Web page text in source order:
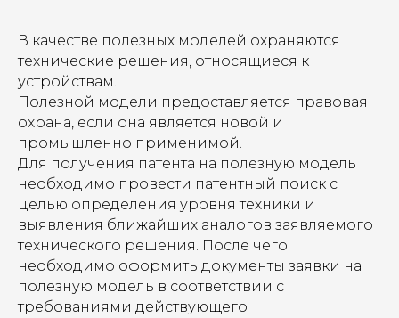
В качестве полезных моделей охраняются
технические решения, относящиеся к
устройствам.
Полезной модели предоставляется правовая
охрана, если она является новой и
промышленно применимой.
Для получения патента на полезную модель
необходимо провести патентный поиск с
целью определения уровня техники и
выявления ближайших аналогов заявляемого
технического решения. После чего
необходимо оформить документы заявки на
полезную модель в соответствии с
требованиями действующего